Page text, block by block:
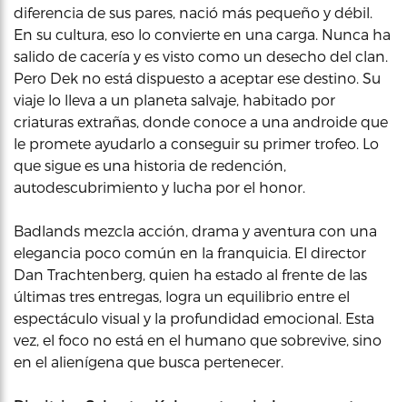
diferencia de sus pares, nació más pequeño y débil.
En su cultura, eso lo convierte en una carga. Nunca ha
salido de cacería y es visto como un desecho del clan.
Pero Dek no está dispuesto a aceptar ese destino. Su
viaje lo lleva a un planeta salvaje, habitado por
criaturas extrañas, donde conoce a una androide que
le promete ayudarlo a conseguir su primer trofeo. Lo
que sigue es una historia de redención,
autodescubrimiento y lucha por el honor.
Badlands mezcla acción, drama y aventura con una
elegancia poco común en la franquicia. El director
Dan Trachtenberg, quien ha estado al frente de las
últimas tres entregas, logra un equilibrio entre el
espectáculo visual y la profundidad emocional. Esta
vez, el foco no está en el humano que sobrevive, sino
en el alienígena que busca pertenecer.